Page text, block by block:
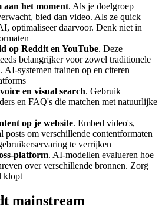
aan het moment. Als je doelgroep
bied dan video. Als ze quick
optimaliseer daarvoor. Denk niet in
op Reddit en YouTube. Deze
belangrijker voor zowel traditionele
AI-systemen trainen op en citeren
en visual search. Gebruik
en FAQ's die matchen met natuurlijke
op je website. Embed video's,
posts om verschillende contentformaten
te verrijken
platform. AI-modellen evalueren hoe
over verschillende bronnen. Zorg
klopt
mainstream